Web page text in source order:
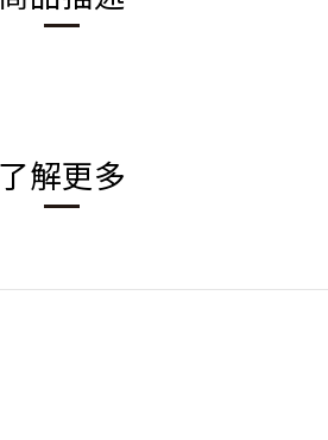
了解更多